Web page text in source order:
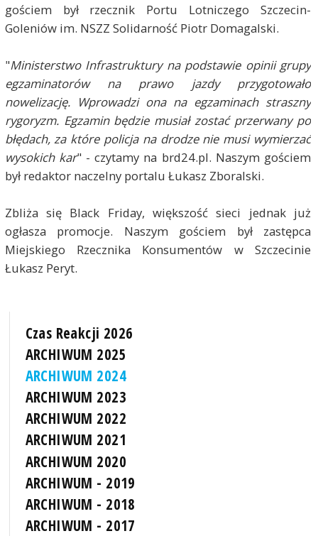
gościem był rzecznik Portu Lotniczego Szczecin-
Goleniów im. NSZZ Solidarność Piotr Domagalski.
"Ministerstwo Infrastruktury na podstawie opinii grupy
egzaminatorów na prawo jazdy przygotowało
nowelizację. Wprowadzi ona na egzaminach straszny
rygoryzm. Egzamin będzie musiał zostać przerwany po
błędach, za które policja na drodze nie musi wymierzać
wysokich kar" - czytamy na brd24.pl. Naszym gościem
był redaktor naczelny portalu Łukasz Zboralski.
Zbliża się Black Friday, większość sieci jednak już
ogłasza promocje. Naszym gościem był zastępca
Miejskiego Rzecznika Konsumentów w Szczecinie
Łukasz Peryt.
Czas Reakcji 2026
ARCHIWUM 2025
ARCHIWUM 2024
ARCHIWUM 2023
ARCHIWUM 2022
ARCHIWUM 2021
ARCHIWUM 2020
ARCHIWUM - 2019
ARCHIWUM - 2018
ARCHIWUM - 2017